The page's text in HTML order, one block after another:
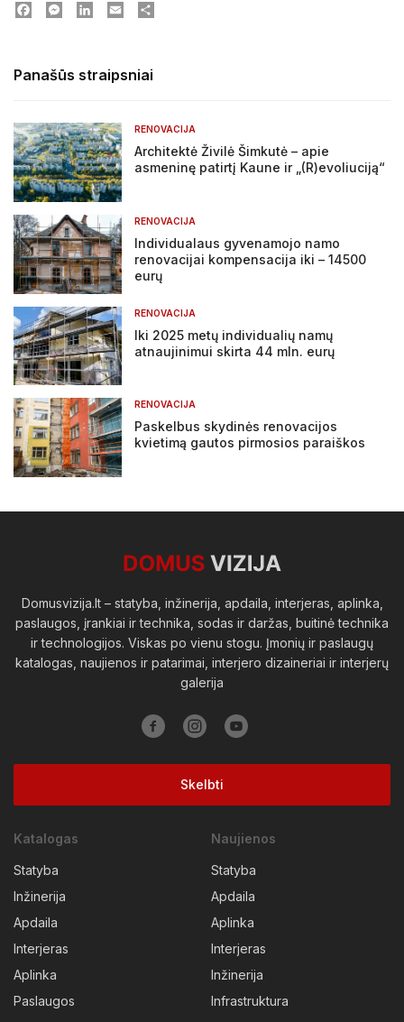
FacebookMessengerLinkedInEmail
Panašūs straipsniai
RENOVACIJA
Architektė Živilė Šimkutė – apie
asmeninę patirtį Kaune ir „(R)evoliuciją“
RENOVACIJA
Individualaus gyvenamojo namo
renovacijai kompensacija iki – 14500
eurų
RENOVACIJA
Iki 2025 metų individualių namų
atnaujinimui skirta 44 mln. eurų
RENOVACIJA
Paskelbus skydinės renovacijos
kvietimą gautos pirmosios paraiškos
Domusvizija.lt – statyba, inžinerija, apdaila, interjeras, aplinka,
paslaugos, įrankiai ir technika, sodas ir daržas, buitinė technika
ir technologijos. Viskas po vienu stogu. Įmonių ir paslaugų
katalogas, naujienos ir patarimai, interjero dizaineriai ir interjerų
galerija
Skelbti
Katalogas
Statyba
Inžinerija
Apdaila
Interjeras
Aplinka
Paslaugos
Naujienos
Statyba
Apdaila
Aplinka
Interjeras
Inžinerija
Infrastruktura